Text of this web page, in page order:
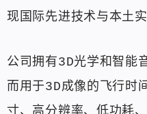
现国际先进技术与本土
公司拥有3D光学和智能
而用于3D成像的飞行
寸、高分辨率、低功耗